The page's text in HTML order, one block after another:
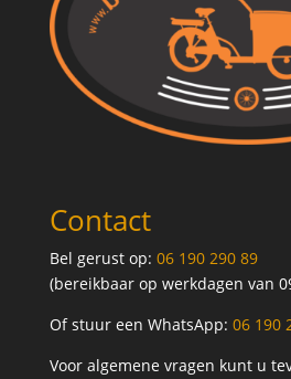
Contact
Bel gerust op: 06 190 290 89
(bereikbaar op werkdagen van
Of stuur een WhatsApp: 06 190
Voor algemene vragen kunt u